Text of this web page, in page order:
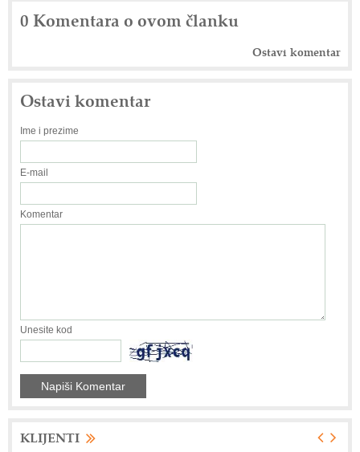
0 Komentara o ovom članku
Ostavi komentar
Ostavi komentar
Ime i prezime
E-mail
Komentar
Unesite kod
KLIJENTI